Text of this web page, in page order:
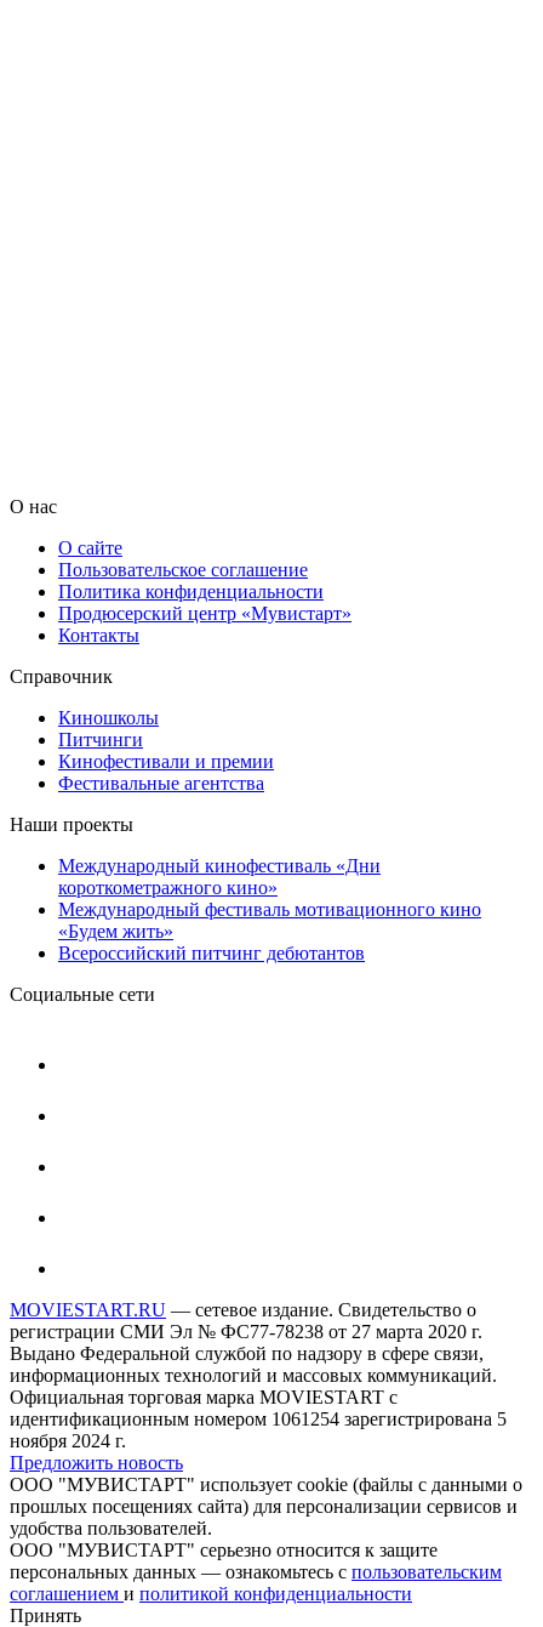
О нас
О сайте
Пользовательское соглашение
Политика конфиденциальности
Продюсерский центр «Мувистарт»
Контакты
Справочник
Киношколы
Питчинги
Кинофестивали и премии
Фестивальные агентства
Наши проекты
Международный кинофестиваль «Дни
короткометражного кино»
Международный фестиваль мотивационного кино
«Будем жить»
Всероссийский питчинг дебютантов
Социальные сети
MOVIESTART.RU — сетевое издание. Свидетельство о
регистрации СМИ Эл № ФС77-78238 от 27 марта 2020 г.
Выдано Федеральной службой по надзору в сфере связи,
информационных технологий и массовых коммуникаций.
Официальная торговая марка MOVIESTART с
идентификационным номером 1061254 зарегистрирована 5
ноября 2024 г.
Предложить новость
ООО "МУВИСТАРТ" использует cookie (файлы с данными о
прошлых посещениях сайта) для персонализации сервисов и
удобства пользователей.
ООО "МУВИСТАРТ" серьезно относится к защите
персональных данных — ознакомьтесь с пользовательским
соглашением и политикой конфиденциальности
Принять